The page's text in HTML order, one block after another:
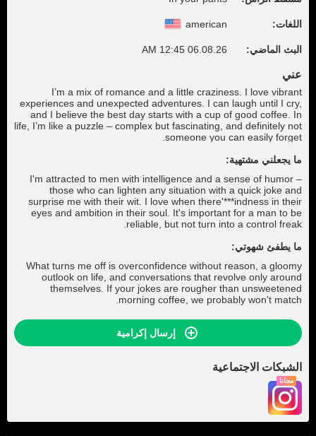
اللغات: american
البث الماضي: 06.08.26 12:45 AM
عني
I’m a mix of romance and a little craziness. I love vibrant
experiences and unexpected adventures. I can laugh until I cry,
and I believe the best day starts with a cup of good coffee. In
life, I’m like a puzzle – complex but fascinating, and definitely not
someone you can easily forget.
ما يجعلني مشتهية:
I'm attracted to men with intelligence and a sense of humor –
those who can lighten any situation with a quick joke and
surprise me with their wit. I love when there'***indness in their
eyes and ambition in their soul. It's important for a man to be
reliable, but not turn into a control freak.
ما يطفئ شهوتي:
What turns me off is overconfidence without reason, a gloomy
outlook on life, and conversations that revolve only around
themselves. If your jokes are rougher than unsweetened
morning coffee, we probably won't match.
إرسال إكرامية
الشبكات الاجتماعية
مجاناً